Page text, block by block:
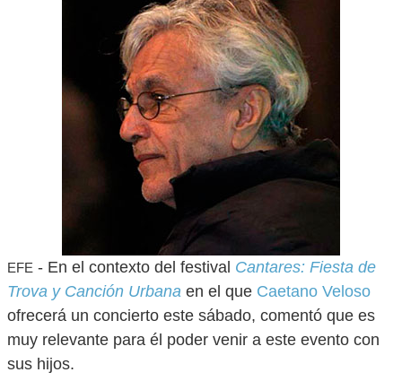
EFE - En el contexto del festival Cantares: Fiesta de
Trova y Canción Urbana en el que Caetano Veloso
ofrecerá un concierto este sábado, comentó que es
muy relevante para él poder venir a este evento con
sus hijos.